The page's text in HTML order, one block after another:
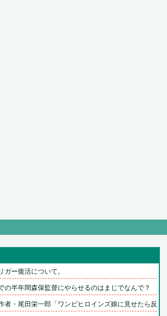
ガー復活について。
の半年間森保監督にやらせるのはまじでなんで？
者・尾田栄一郎「ワンピヒロインズ娘に見せたら反応...